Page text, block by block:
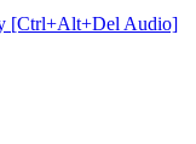
[Ctrl+Alt+Del Audio]